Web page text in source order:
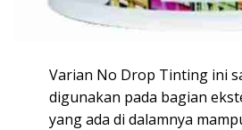
Varian No Drop Tinting ini
digunakan pada bagian
yang ada di dalamnya